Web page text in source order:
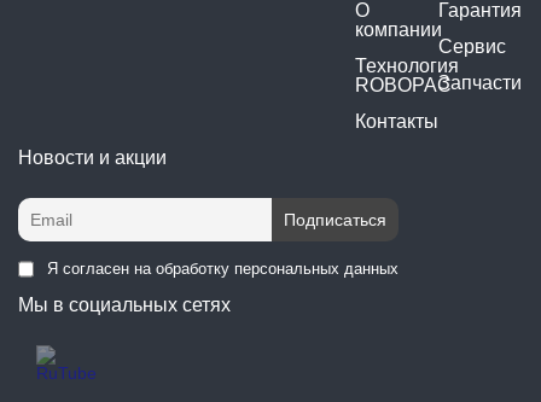
О
компании
Технология
ROBOPAC
Контакты
Гарантия
Сервис
Запчасти
Новости и акции
Я согласен на обработку персональных данных
Мы в социальных сетях